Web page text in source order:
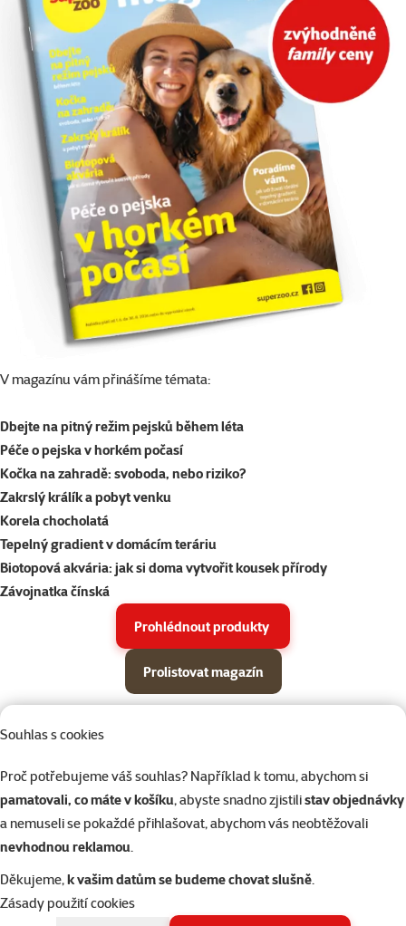
Souhlas s cookies
Proč potřebujeme váš souhlas? Například k tomu, abychom si
pamatovali, co máte v košíku, abyste snadno zjistilistav objednávky
a nemuseli se pokaždé přihlašovat, abychom vás neobtěžovali
nevhodnou reklamou.
Děkujeme,k vašim datům se budeme chovat slušně.
Zásady použití cookies
V magazínu vám přinášíme témata:
Dbejte na pitný režim pejsků během léta
Péče o pejska v horkém počasí
Kočka na zahradě: svoboda, nebo riziko?
Zakrslý králík a pobyt venku
Korela chocholatá
Tepelný gradient v domácím teráriu
Biotopová akvária: jak si doma vytvořit kousek přírody
Závojnatka čínská
Prohlédnout produkty
Prolistovat magazín
Kočky
Drobní savci
Parametrický filtr
Vybrané filtry
Produkty v akci Super zoo magazín léto 2026